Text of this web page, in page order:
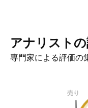
アナリスト
専門家による評価の
売り